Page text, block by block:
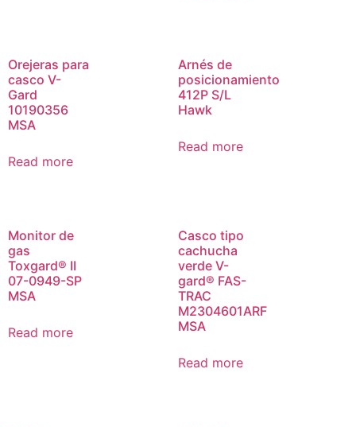
Orejeras para
casco V-
Gard
10190356
MSA
Read more
Arnés de
posicionamiento
412P S/L
Hawk
Read more
Monitor de
gas
Toxgard® II
07-0949-SP
MSA
Read more
Casco tipo
cachucha
verde V-
gard® FAS-
TRAC
M2304601ARF
MSA
Read more